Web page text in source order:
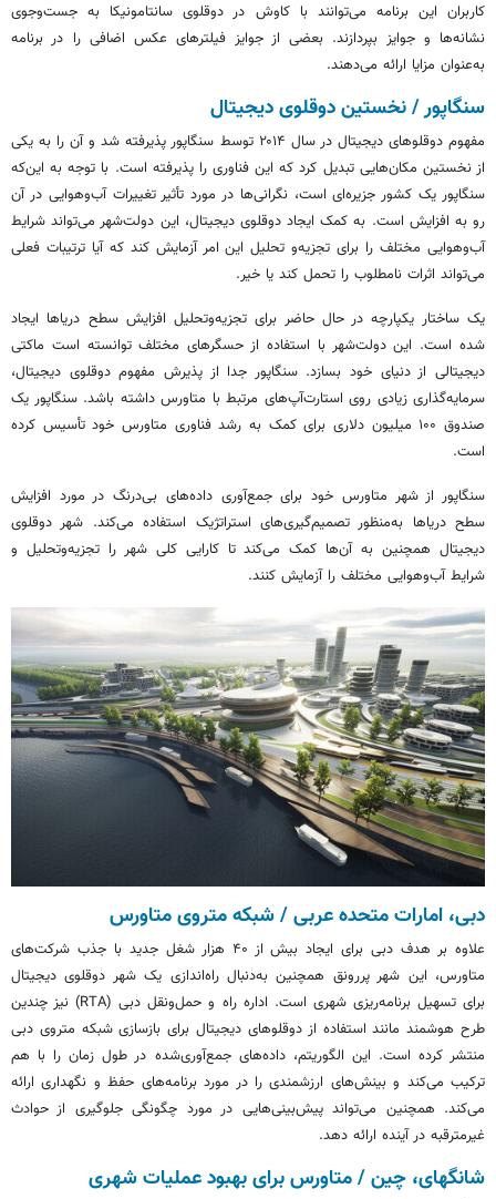
کاربران این برنامه می‌توانند با کاوش در دوقلوی سانتامونیکا به جست‌وجوی
نشانه‌ها و جوایز بپردازند. بعضی از جوایز فیلترهای عکس اضافی را در برنامه
به‌عنوان مزایا ارائه می‌دهند.
سنگاپور / نخستین دوقلوی دیجیتال
مفهوم دوقلوهای دیجیتال در سال ۲۰۱۴ توسط سنگاپور پذیرفته شد و آن را به یکی
از نخستین مکان‌هایی تبدیل کرد که این فناوری را پذیرفته است. با توجه به این‌که
سنگاپور یک کشور جزیره‌ای است، نگرانی‌ها در مورد تأثیر تغییرات آب‌وهوایی در آن
رو به افزایش است. به کمک ایجاد دوقلوی دیجیتال، این دولت‌شهر می‌تواند شرایط
آب‌وهوایی مختلف را برای تجزیه‌و تحلیل این امر آزمایش کند که آیا ترتیبات فعلی
می‌تواند اثرات نامطلوب را تحمل کند یا خیر.
یک ساختار یکپارچه در حال حاضر برای تجزیه‌وتحلیل افزایش سطح دریاها ایجاد
شده است. این دولت‌شهر با استفاده از حسگرهای مختلف توانسته است ماکتی
دیجیتالی از دنیای خود بسازد. سنگاپور جدا از پذیرش مفهوم دوقلوی دیجیتال،
سرمایه‌گذاری زیادی روی استارت‌آپ‌های مرتبط با متاورس داشته باشد. سنگاپور یک
صندوق ۱۰۰ میلیون دلاری برای کمک به رشد فناوری
متاورس خود تأسیس کرده
است.
سنگاپور از شهر متاورس خود برای جمع‌آوری داده‌های بی‌درنگ در مورد افزایش
سطح دریاها به‌منظور تصمیم‌گیری‌های استراتژیک استفاده می‌کند. شهر دوقلوی
دیجیتال همچنین به آن‌ها کمک می‌کند تا کارایی کلی شهر را تجزیه‌وتحلیل و
شرایط آب‌وهوایی مختلف را آزمایش کنند.
دبی، امارات متحده عربی / شبکه مترویمتاورس
علاوه بر هدف دبی برای ایجاد بیش از ۴۰ هزار شغل جدید با جذب شرکت‌های
متاورس، این شهر پررونق همچنین به‌دنبال راه‌اندازی یک شهر دوقلوی دیجیتال
برای تسهیل برنامه‌ریزی شهری است. اداره راه و حمل‌ونقل دبی (RTA) نیز چندین
طرح هوشمند مانند استفاده از دوقلوهای دیجیتال برای بازسازی شبکه متروی دبی
منتشر کرده است. این الگوریتم، داده‌های جمع‌آوری‌شده در طول زمان را با هم
ترکیب می‌کند و بینش‌های ارزشمندی را در مورد برنامه‌های حفظ و نگهداری ارائه
می‌کند. همچنین می‌تواند پیش‌بینی‌هایی در مورد چگونگی جلوگیری از حوادث
غیرمترقبه در آینده ارائه دهد.
شانگهای، چین /متاورسبرای بهبود عملیات شهری